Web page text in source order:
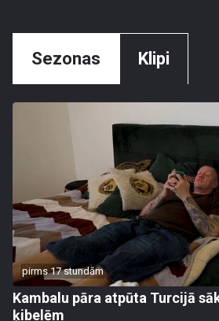
Sezonas Klipi
pirms 17 stundām
Kambalu pāra atpūta Turcijā
ķibelēm